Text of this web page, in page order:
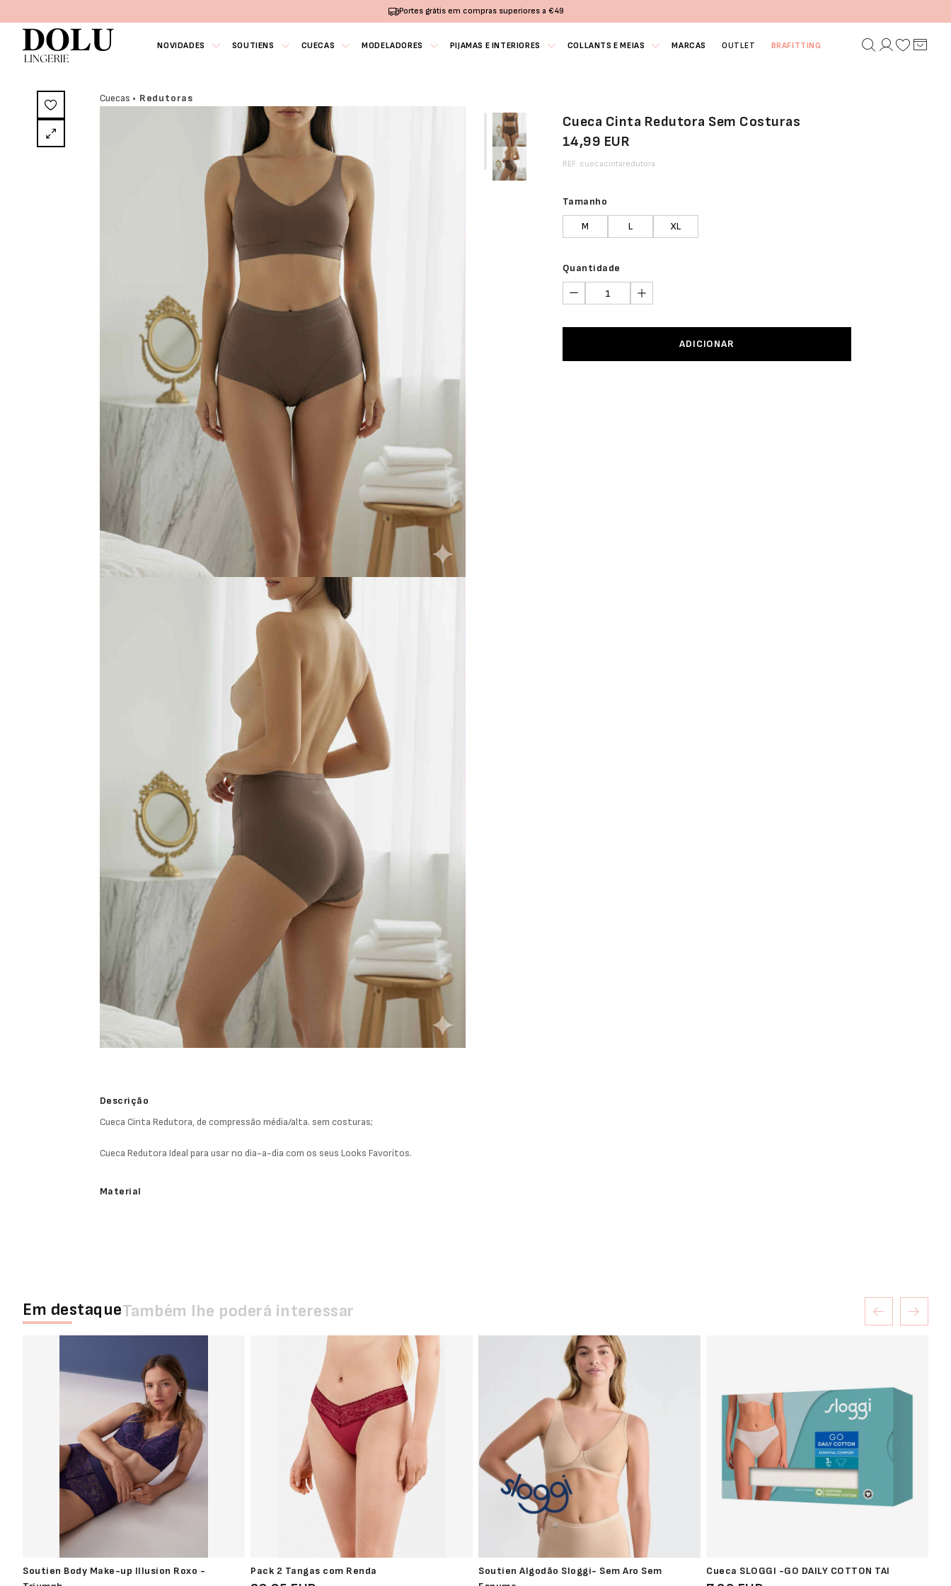
Portes grátis em compras superiores a €49
NOVIDADES SOUTIENS CUECAS MODELADORES PIJAMAS E INTERIORES COLLANTS E MEIAS MARCAS OUTLET BRAFITTING
Cuecas • Redutoras
Descrição
Cueca Cinta Redutora, de compressão média/alta. sem costuras;
Cueca Redutora Ideal para usar no dia-a-dia com os seus Looks Favoritos.
Material
Cueca Cinta Redutora Sem Costuras
14,99 EUR
REF. cuecacintaredutora
Tamanho
M L XL
Quantidade
ADICIONAR
Em destaqueTambém lhe poderá interessar
Soutien Body Make-up Illusion Roxo -
Pack 2 Tangas com Renda
Soutien Algodão Sloggi- Sem Aro Sem
Cueca SLOGGI -GO DAILY COTTON TAI